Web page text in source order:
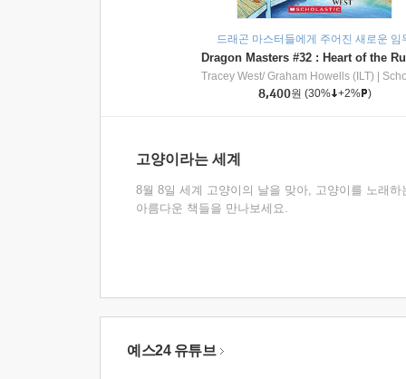
드래곤 마스터들에게 주어진 새로운 임
Tracey West/ Graham Howells (ILT)
8,400원 (30% +2% )
고양이라는 세계
8월 8일 세계 고양이의 날을 맞아, 고양이를 노래하
아름다운 책들을 만나보세요.
예스24 유튜브